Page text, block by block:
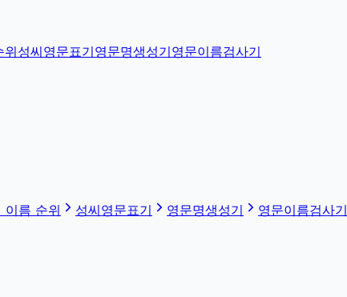
위성씨영문표기영문명생성기영문이름검사기
이름 순위 성씨영문표기 영문명생성기
영문이름검사기